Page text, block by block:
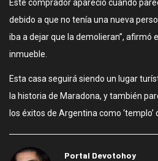
Este comprador apareció cuando
debido a que no tenía una nueva
iba a dejar que la demolieran”, afirmó
inmueble.
Esta casa seguirá siendo un lugar
la historia de Maradona, y también
los éxitos de Argentina como ‘templo’
Portal Devotohoy